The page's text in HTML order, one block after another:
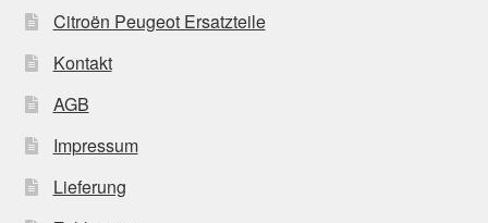
Citroën Peugeot Ersatzteile
Kontakt
AGB
Impressum
Lieferung